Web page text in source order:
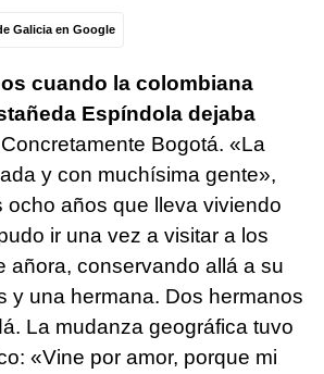
Galicia en Google
cuando la colombiana
Espíndola dejaba
Bogotá. «La
y con muchísima gente»,
ocho años que lleva viviendo
ir una vez a visitar a los
añora, conservando allá a su
y una hermana. Dos hermanos
La mudanza geográfica tuvo
«Vine por amor, porque mi